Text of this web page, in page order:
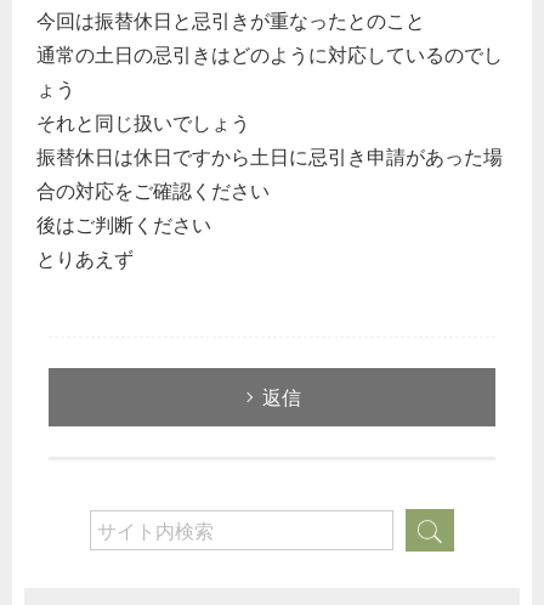
今回は振替休日と忌引きが重なったとのこと
通常の土日の忌引きはどのように対応しているのでし
ょう
それと同じ扱いでしょう
振替休日は休日ですから土日に忌引き申請があった場
合の対応をご確認ください
後はご判断ください
とりあえず
返信